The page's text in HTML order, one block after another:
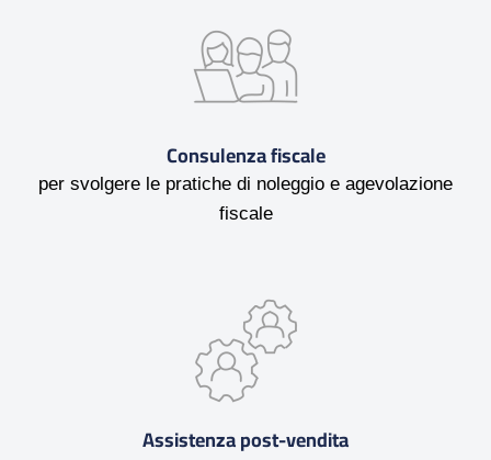
Consulenza fiscale
per svolgere le pratiche di noleggio e agevolazione
fiscale
Assistenza post-vendita